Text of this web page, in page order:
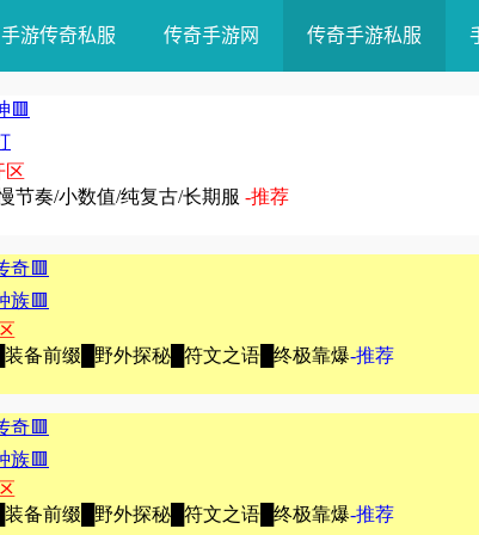
手游传奇私服 传奇手游网 传奇手游私服